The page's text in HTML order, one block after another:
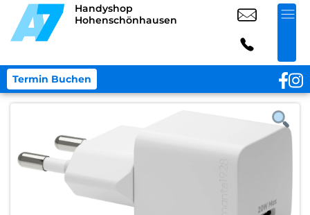
Handyshop
Hohenschönhausen
Termin Buchen